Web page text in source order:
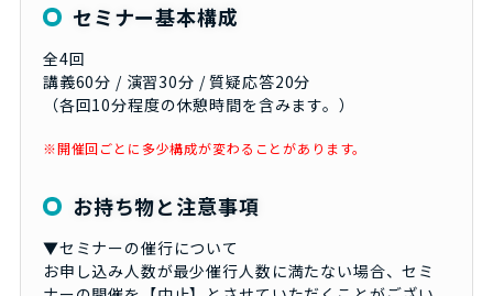
セミナー基本構成
全4回
講義60分 / 演習30分 / 質疑応答20分
（各回10分程度の休憩時間を含みます。）
※開催回ごとに多少構成が変わることがあります。
お持ち物と注意事項
▼セミナーの催行について
お申し込み人数が最少催行人数に満たない場合、セミ